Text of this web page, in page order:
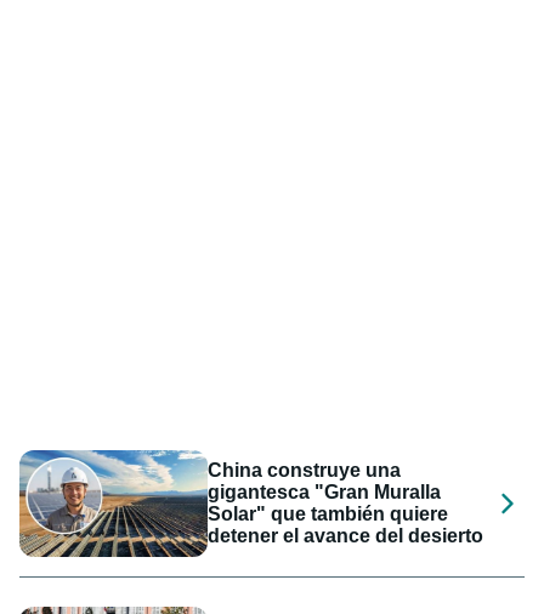
China construye una
gigantesca "Gran Muralla
Solar" que también quiere
detener el avance del desierto